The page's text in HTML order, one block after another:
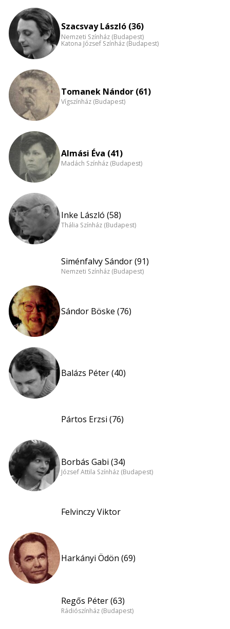
nagyítása
Szacsvay László (36)
Nemzeti Színház (Budapest)
Katona József Színház (Budapest)
Tomanek Nándor (61)
Vígszínház (Budapest)
Almási Éva (41)
Madách Színház (Budapest)
Inke László (58)
Thália Színház (Budapest)
Siménfalvy Sándor (91)
Nemzeti Színház (Budapest)
Sándor Böske (76)
Balázs Péter (40)
Pártos Erzsi (76)
Borbás Gabi (34)
József Attila Színház (Budapest)
Felvinczy Viktor
Harkányi Ödön (69)
Regős Péter (63)
Rádiószínház (Budapest)